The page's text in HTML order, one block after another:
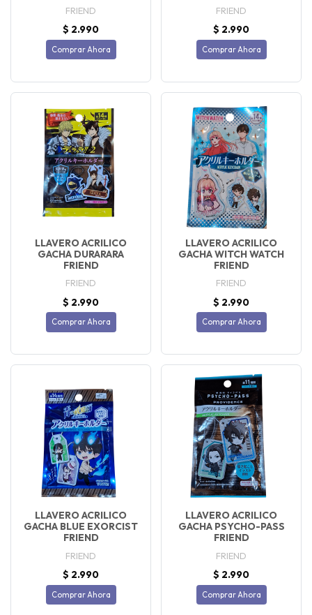
FRIEND
$ 2.990
Comprar Ahora
FRIEND
$ 2.990
Comprar Ahora
LLAVERO ACRILICO
GACHA DURARARA
FRIEND
FRIEND
$ 2.990
Comprar Ahora
LLAVERO ACRILICO
GACHA WITCH WATCH
FRIEND
FRIEND
$ 2.990
Comprar Ahora
LLAVERO ACRILICO
GACHA BLUE EXORCIST
FRIEND
FRIEND
$ 2.990
Comprar Ahora
LLAVERO ACRILICO
GACHA PSYCHO-PASS
FRIEND
FRIEND
$ 2.990
Comprar Ahora